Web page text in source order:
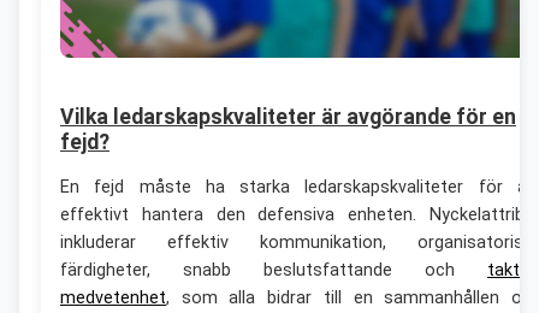
Vilka ledarskapskvaliteter är avgörande för en
fejd?
En fejd måste ha starka ledarskapskvaliteter för
effektivt hantera den defensiva enheten.
inkluderar effektiv kommunikation,
färdigheter, snabb beslutsfattande och
medvetenhet, som alla bidrar till en sammanhållen